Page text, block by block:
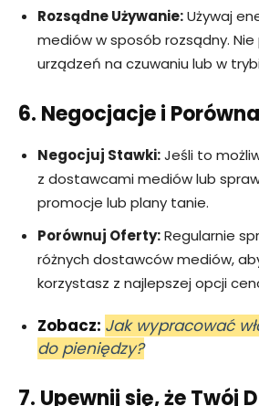
Rozsądne Używanie:Używaj
mediów w sposób rozsądny.
urządzeń na czuwaniu lub w
6. Negocjacje i
Negocjuj Stawki:Jeśli to
z dostawcami mediów lub
promocje lub plany tanie.
Porównuj Oferty:Regularnie
różnych dostawców mediów,
korzystasz z najlepszej opcji
Zobacz: Jak wypracować
do pieniędzy?
7. Upewnij się, że Twój